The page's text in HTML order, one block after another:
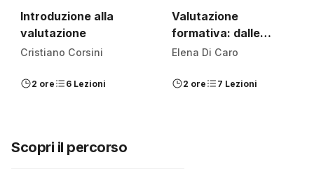
Introduzione alla
valutazione
Cristiano Corsini
2 ore 6 Lezioni
Valutazione
formativa: dalle
conoscenze alle
Elena Di Caro
2 ore 7 Lezioni
Scopri il percorso